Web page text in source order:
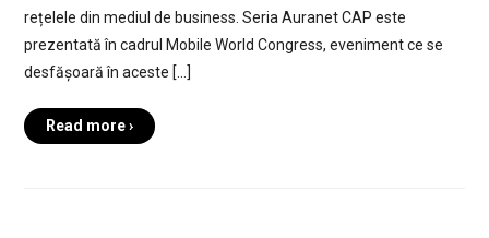
rețelele din mediul de business. Seria Auranet CAP este
prezentată în cadrul Mobile World Congress, eveniment ce se
desfășoară în aceste […]
Read more ›